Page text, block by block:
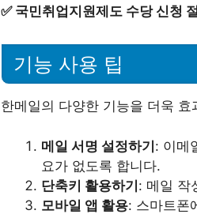
✅ 국민취업지원제도 수당 신청
기능 사용 팁
한메일의 다양한 기능을 더욱
메일 서명 설정하기: 이메
요가 없도록 합니다.
단축키 활용하기: 메일 작
모바일 앱 활용: 스마트폰